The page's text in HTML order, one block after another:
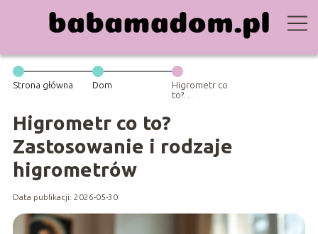
Strona główna Dom
Higrometr co
to?
Higrometr co to?
Zastosowanie i rodzaje
higrometrów
Data publikacji: 2026-05-30